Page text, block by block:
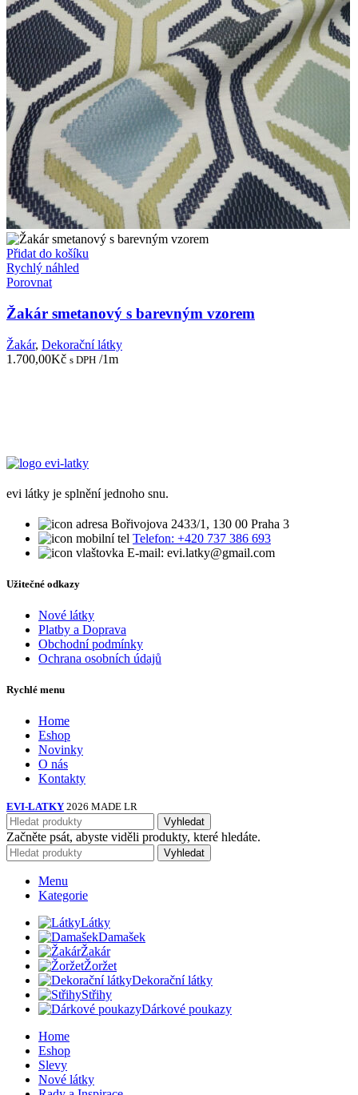
Přidat do košíku
Rychlý náhled
Porovnat
Žakár smetanový s barevným vzorem
Žakár, Dekorační látky
1.700,00Kč s DPH /1m
evi látky je splnění jednoho snu.
Bořivojova 2433/1, 130 00 Praha 3
Telefon: +420 737 386 693
E-mail: evi.latky@gmail.com
Užitečné odkazy
Nové látky
Platby a Doprava
Obchodní podmínky
Ochrana osobních údajů
Rychlé menu
Home
Eshop
Novinky
O nás
Kontakty
EVI-LATKY 2026 MADE LR
Vyhledat
Začněte psát, abyste viděli produkty, které hledáte.
Vyhledat
Menu
Kategorie
Látky
Damašek
Žakár
Žoržet
Dekorační látky
Střihy
Dárkové poukazy
Home
Eshop
Slevy
Nové látky